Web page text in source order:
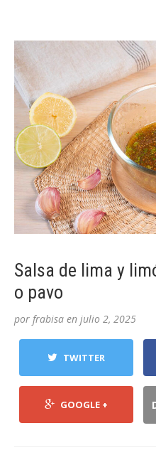
Salsa de lima y
o pavo
por frabisa en julio 2, 2025
TWITTER
GOOGLE +